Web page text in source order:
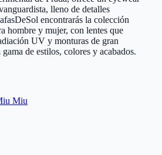
lleno de detalles
encontrarás la colección
hombre y mujer, con lentes que
UV y monturas de gran
de estilos, colores y acabados.
Miu